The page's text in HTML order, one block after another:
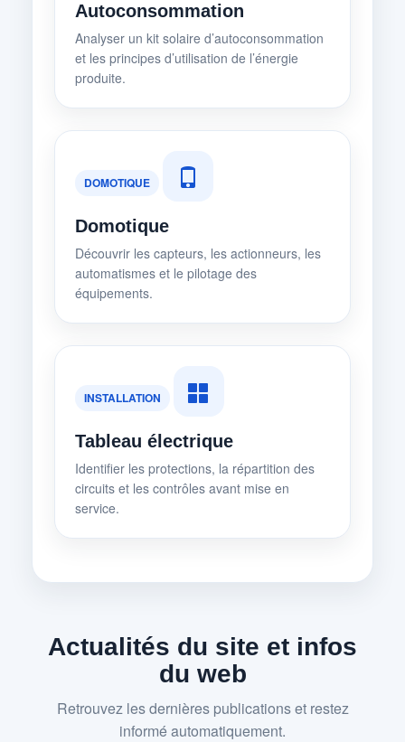
Autoconsommation
Analyser un kit solaire d’autoconsommation
et les principes d’utilisation de l’énergie
produite.
DOMOTIQUE
Domotique
Découvrir les capteurs, les actionneurs, les
automatismes et le pilotage des
équipements.
INSTALLATION
Tableau électrique
Identifier les protections, la répartition des
circuits et les contrôles avant mise en
service.
Actualités du site et infos
du web
Retrouvez les dernières publications et restez
informé automatiquement.